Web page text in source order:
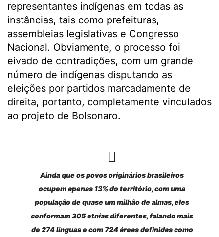
representantes indígenas em todas as
instâncias, tais como prefeituras,
assembleias legislativas e Congresso
Nacional. Obviamente, o processo foi
eivado de contradições, com um grande
número de indígenas disputando as
eleições por partidos marcadamente de
direita, portanto, completamente vinculados
ao projeto de Bolsonaro.
Ainda que os povos originários brasileiros
ocupem apenas 13% do território, com uma
população de quase um milhão de almas, eles
conformam 305 etnias diferentes, falando mais
de 274 línguas e com 724 áreas definidas como